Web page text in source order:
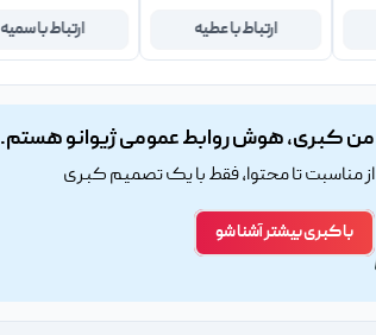
ارتباط با عطیه ارتباط با سمیه
من کبری، هوش روابط عمومی ژیوانو هستم.
از مناسبت تا محتوا، فقط با یک تصمیم کبری
با کبری بیشتر آشنا شو